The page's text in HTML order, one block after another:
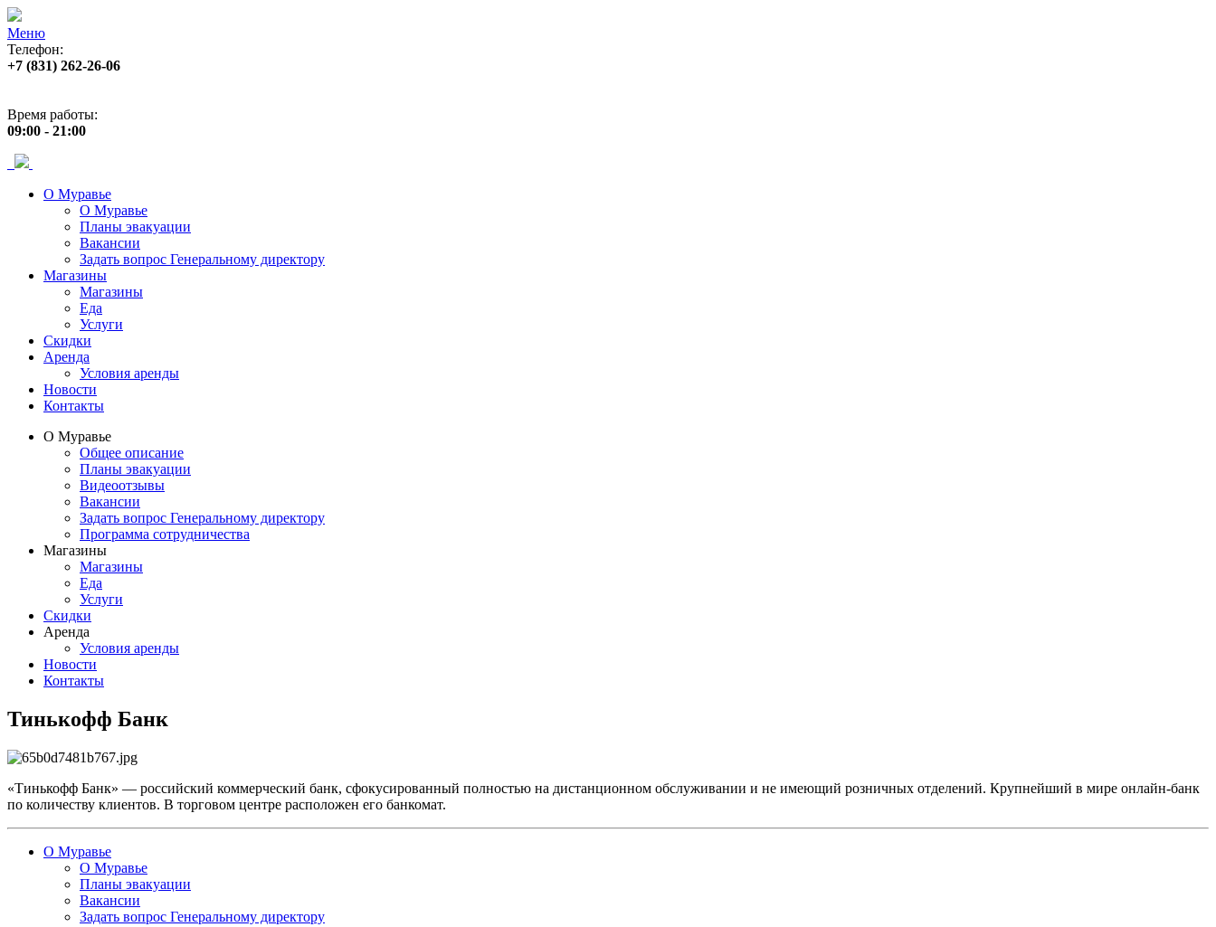
Меню
Телефон:
+7 (831) 262-26-06
Время работы:
09:00 - 21:00
О Муравье
О Муравье
Планы эвакуации
Вакансии
Задать вопрос Генеральному директору
Магазины
Магазины
Еда
Услуги
Скидки
Аренда
Условия аренды
Новости
Контакты
О Муравье
Общее описание
Планы эвакуации
Видеоотзывы
Вакансии
Задать вопрос Генеральному директору
Программа сотрудничества
Магазины
Магазины
Еда
Услуги
Скидки
Аренда
Условия аренды
Новости
Контакты
Тинькофф Банк
«Тинькофф Банк» — российский коммерческий банк, сфокусированный полностью на дистанционном обслуживании и не имеющий розничных отделений. Крупнейший в мире онлайн-банк
по количеству клиентов. В торговом центре расположен его банкомат.
О Муравье
О Муравье
Планы эвакуации
Вакансии
Задать вопрос Генеральному директору